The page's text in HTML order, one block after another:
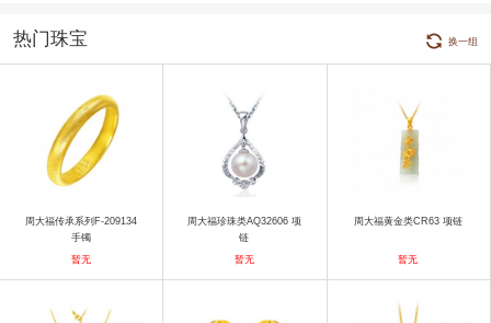
热门珠宝 换一组
周大福传承系列F-209134
手镯
暂无
周大福珍珠类AQ32606 项
链
暂无
周大福黄金类CR63 项链
暂无